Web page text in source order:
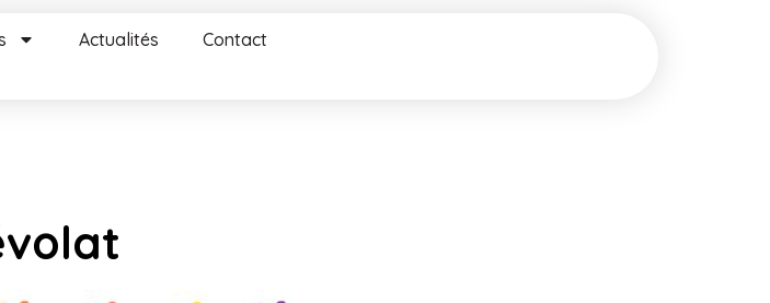
Actualités Contact